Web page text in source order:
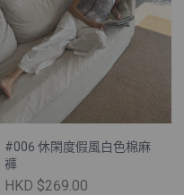
#006 休閑度假風白色棉麻
褲
HKD $269.00